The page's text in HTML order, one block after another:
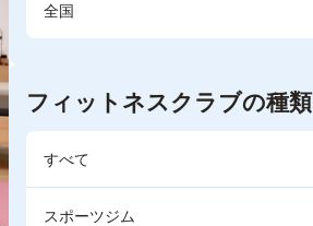
全国
フィットネスクラブの種類
すべて
スポーツジム